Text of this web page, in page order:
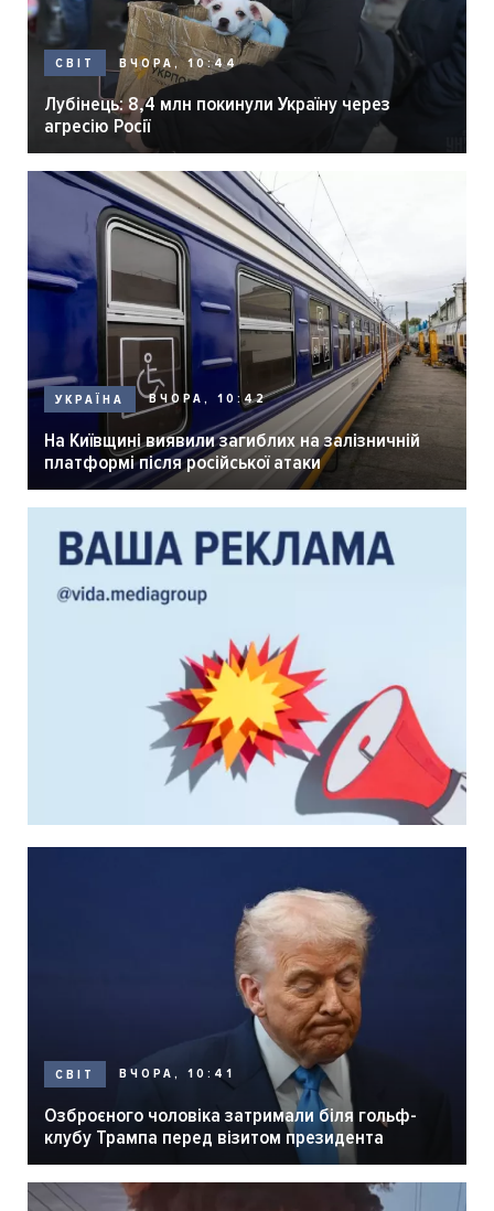
СВІТ ВЧОРА, 10:44
Лубінець: 8,4 млн покинули Україну через
агресію Росії
УКРАЇНА ВЧОРА, 10:42
На Київщині виявили загиблих на залізничній
платформі після російської атаки
СВІТ ВЧОРА, 10:41
Озброєного чоловіка затримали біля гольф-
клубу Трампа перед візитом президента